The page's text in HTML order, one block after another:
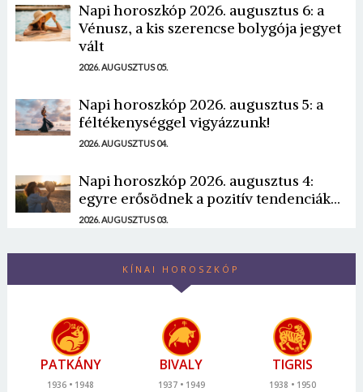
Napi horoszkóp 2026. augusztus 6: a
Vénusz, a kis szerencse bolygója jegyet
vált
2026. AUGUSZTUS 05.
Napi horoszkóp 2026. augusztus 5: a
féltékenységgel vigyázzunk!
2026. AUGUSZTUS 04.
Napi horoszkóp 2026. augusztus 4:
egyre erősödnek a pozitív tendenciák...
2026. AUGUSZTUS 03.
KÍNAI HOROSZKÓP
PATKÁNY
1936
1948
BIVALY
1937
1949
TIGRIS
1938
1950